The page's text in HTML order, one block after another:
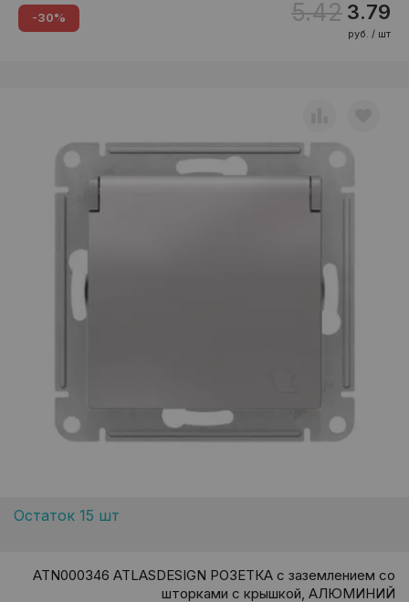
-30% 5.42 3.79
руб. / шт
Остаток 15 шт
ATN000346 ATLASDESIGN РОЗЕТКА с заземлением со
шторками с крышкой, АЛЮМИНИЙ